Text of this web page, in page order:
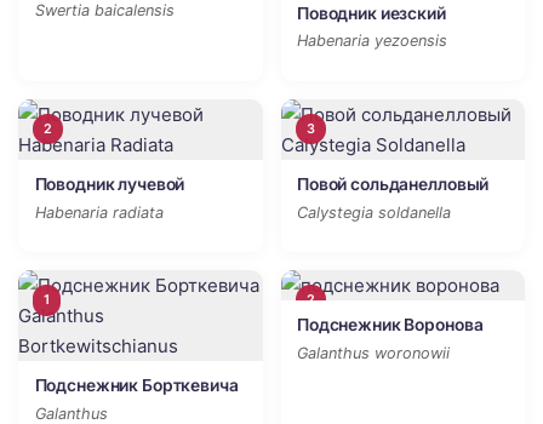
Swertia baicalensis Поводник иезский
Habenaria yezoensis
2
Поводник лучевой
Habenaria radiata
3
Повой сольданелловый
Calystegia soldanella
1
Подснежник Борткевича
Galanthus
2
Подснежник Воронова
Galanthus woronowii